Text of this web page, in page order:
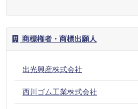
商標権者・商標出願人
出光興産株式会社
西川ゴム工業株式会社